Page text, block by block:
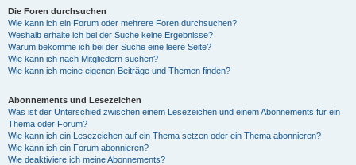
Die Foren durchsuchen
Wie kann ich ein Forum oder mehrere Foren durchsuchen?
Weshalb erhalte ich bei der Suche keine Ergebnisse?
Warum bekomme ich bei der Suche eine leere Seite?
Wie kann ich nach Mitgliedern suchen?
Wie kann ich meine eigenen Beiträge und Themen finden?
Abonnements und Lesezeichen
Was ist der Unterschied zwischen einem Lesezeichen und einem Abonnements für ein
Thema oder Forum?
Wie kann ich ein Lesezeichen auf ein Thema setzen oder ein Thema abonnieren?
Wie kann ich ein Forum abonnieren?
Wie deaktiviere ich meine Abonnements?